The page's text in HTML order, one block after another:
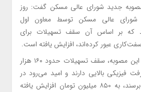
مصوبه جدید شورای عالی مسکن گفت: روز
عالی مسکن توسط معاون اول
که بر اساس آن سقف تسهیلات برای
عبور کرده‌اند، افزایش یافته است.
وی یادآور شد: بر مبنای این مصوبه، سقف تسهیلات حدود ۱۶۰ هزار
فیزیکی بالایی دارند و امید می‌رود در
سال جاری به سرانجام برسند، به ۸۵۰ میلیون تومان افزایش یافته